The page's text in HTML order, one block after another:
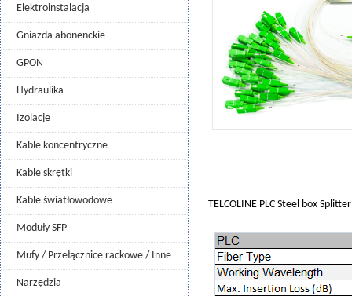
Elektroinstalacja
Gniazda abonenckie
GPON
Hydraulika
Izolacje
Kable koncentryczne
Kable skrętki
Kable światłowodowe
Moduły SFP
Mufy / Przełącznice rackowe / Inne
Narzędzia
TELCOLINE PLC Steel box